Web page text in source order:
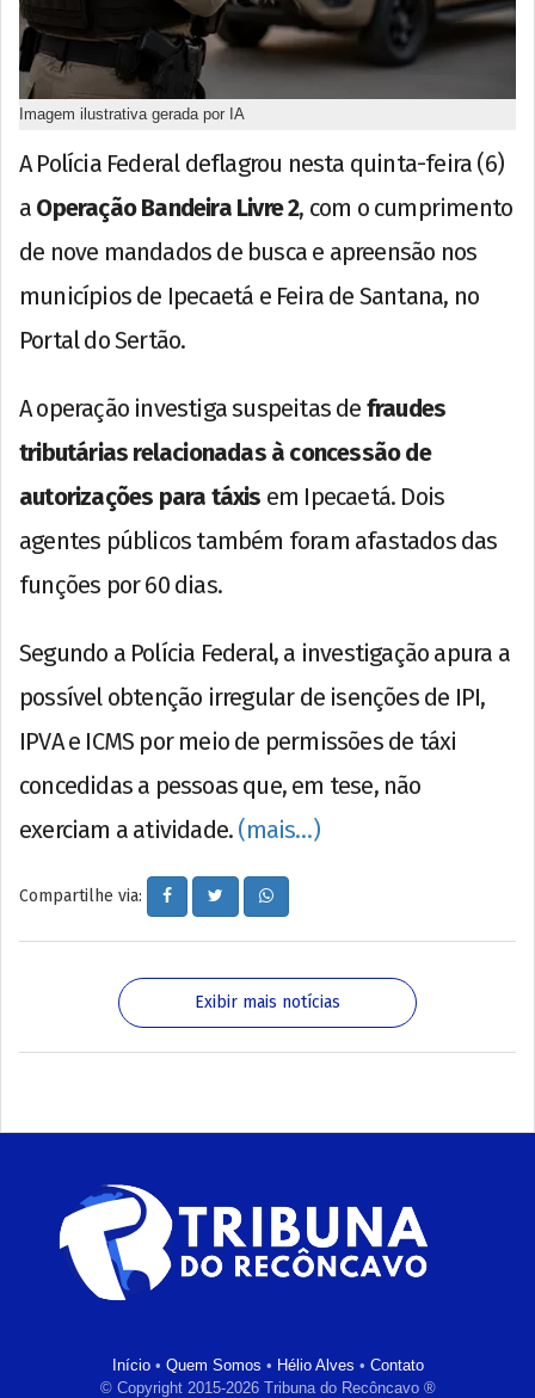
Imagem ilustrativa gerada por IA
A Polícia Federal deflagrou nesta quinta-feira (6)
a Operação Bandeira Livre 2, com o cumprimento
de nove mandados de busca e apreensão nos
municípios de Ipecaetá e Feira de Santana, no
Portal do Sertão.
A operação investiga suspeitas de fraudes
tributárias relacionadas à concessão de
autorizações para táxis em Ipecaetá. Dois
agentes públicos também foram afastados das
funções por 60 dias.
Segundo a Polícia Federal, a investigação apura a
possível obtenção irregular de isenções de IPI,
IPVA e ICMS por meio de permissões de táxi
concedidas a pessoas que, em tese, não
exerciam a atividade. (mais…)
Compartilhe via:
Exibir mais notícias
Início• Quem Somos • Hélio Alves • Contato
© Copyright 2015-2026 Tribuna do Recôncavo ®